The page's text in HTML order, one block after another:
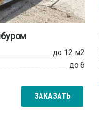
до 12 м2
до 6
ЗАКАЗАТЬ